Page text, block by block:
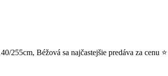
255cm, Béžová sa najčastejšie predáva za cenu